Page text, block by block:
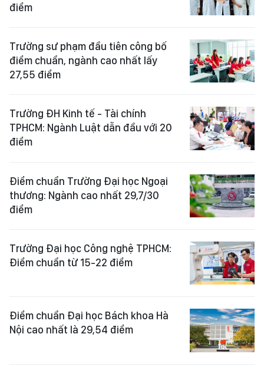
điểm
Trường sư phạm đầu tiên công bố
điểm chuẩn, ngành cao nhất lấy
27,55 điểm
Trường ĐH Kinh tế - Tài chính
TPHCM: Ngành Luật dẫn đầu với 20
điểm
Điểm chuẩn Trường Đại học Ngoại
thương: Ngành cao nhất 29,7/30
điểm
Trường Đại học Công nghệ TPHCM:
Điểm chuẩn từ 15-22 điểm
Điểm chuẩn Đại học Bách khoa Hà
Nội cao nhất là 29,54 điểm